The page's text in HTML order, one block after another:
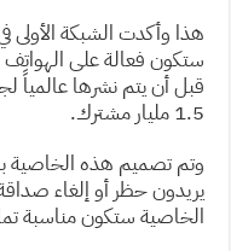
هذا وأكدت الشبكة الأولى
ستكون فعالة على الهواتف
قبل أن يتم نشرها عالمياً
1.5 مليار مشترك.
وتم تصميم هذه الخاصية
يريدون حظر أو إلغاء
الخاصية ستكون مناسبة